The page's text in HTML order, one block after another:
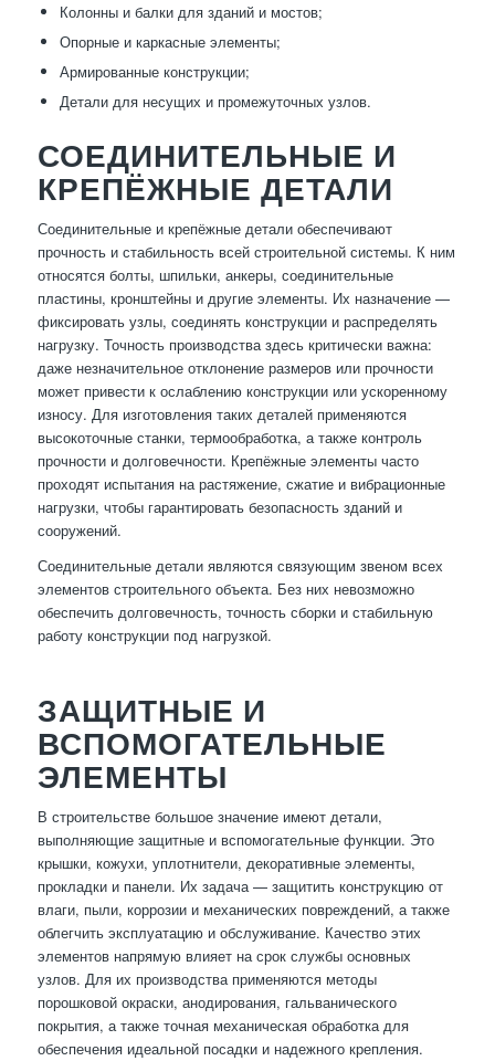
Колонны и балки для зданий и мостов;
Опорные и каркасные элементы;
Армированные конструкции;
Детали для несущих и промежуточных узлов.
СОЕДИНИТЕЛЬНЫЕ И
КРЕПЁЖНЫЕ ДЕТАЛИ
Соединительные и крепёжные детали обеспечивают
прочность и стабильность всей строительной системы. К ним
относятся болты, шпильки, анкеры, соединительные
пластины, кронштейны и другие элементы. Их назначение —
фиксировать узлы, соединять конструкции и распределять
нагрузку. Точность производства здесь критически важна:
даже незначительное отклонение размеров или прочности
может привести к ослаблению конструкции или ускоренному
износу. Для изготовления таких деталей применяются
высокоточные станки, термообработка, а также контроль
прочности и долговечности. Крепёжные элементы часто
проходят испытания на растяжение, сжатие и вибрационные
нагрузки, чтобы гарантировать безопасность зданий и
сооружений.
Соединительные детали являются связующим звеном всех
элементов строительного объекта. Без них невозможно
обеспечить долговечность, точность сборки и стабильную
работу конструкции под нагрузкой.
ЗАЩИТНЫЕ И
ВСПОМОГАТЕЛЬНЫЕ
ЭЛЕМЕНТЫ
В строительстве большое значение имеют детали,
выполняющие защитные и вспомогательные функции. Это
крышки, кожухи, уплотнители, декоративные элементы,
прокладки и панели. Их задача — защитить конструкцию от
влаги, пыли, коррозии и механических повреждений, а также
облегчить эксплуатацию и обслуживание. Качество этих
элементов напрямую влияет на срок службы основных
узлов. Для их производства применяются методы
порошковой окраски, анодирования, гальванического
покрытия, а также точная механическая обработка для
обеспечения идеальной посадки и надежного крепления.